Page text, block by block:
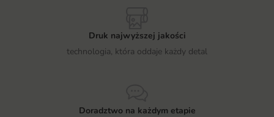
Druk najwyższej jakości
technologia, która oddaje każdy detal
Doradztwo na każdym etapie